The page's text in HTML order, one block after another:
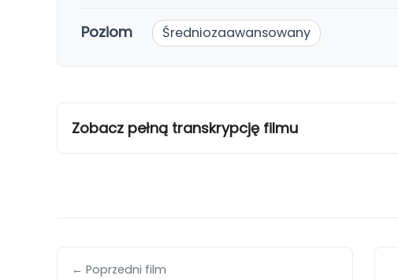
Poziom Średniozaawansowany
Zobacz pełną transkrypcję filmu
← Poprzedni film